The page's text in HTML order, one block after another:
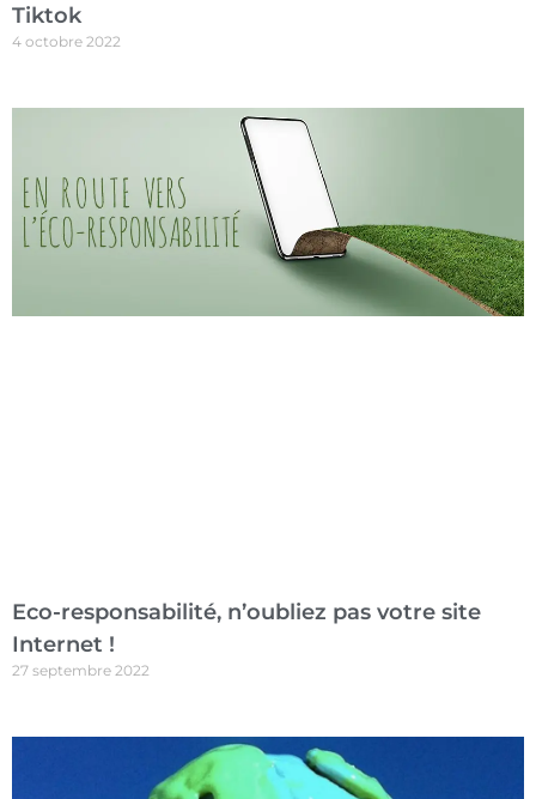
Tiktok
4 octobre 2022
Eco-responsabilité, n’oubliez pas votre site
Internet !
27 septembre 2022